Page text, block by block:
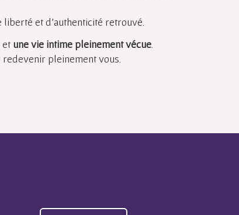
liberté et d’authenticité retrouvé.
et une vie intime pleinement vécue.
redevenir pleinement vous.